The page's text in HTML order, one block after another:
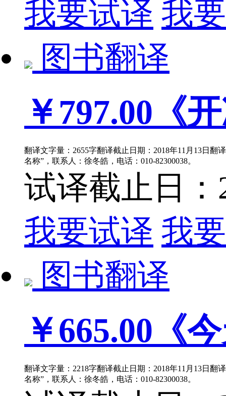
我要试译 我
图书翻译
￥797.00 《
翻译文字量：2655字翻译截止日期：2018年11月13日翻
名称”，联系人：徐冬皓，电话：010-82300038。
试译截止日：
我要试译 我
图书翻译
￥665.00 《
翻译文字量：2218字翻译截止日期：2018年11月13日翻
名称”，联系人：徐冬皓，电话：010-82300038。